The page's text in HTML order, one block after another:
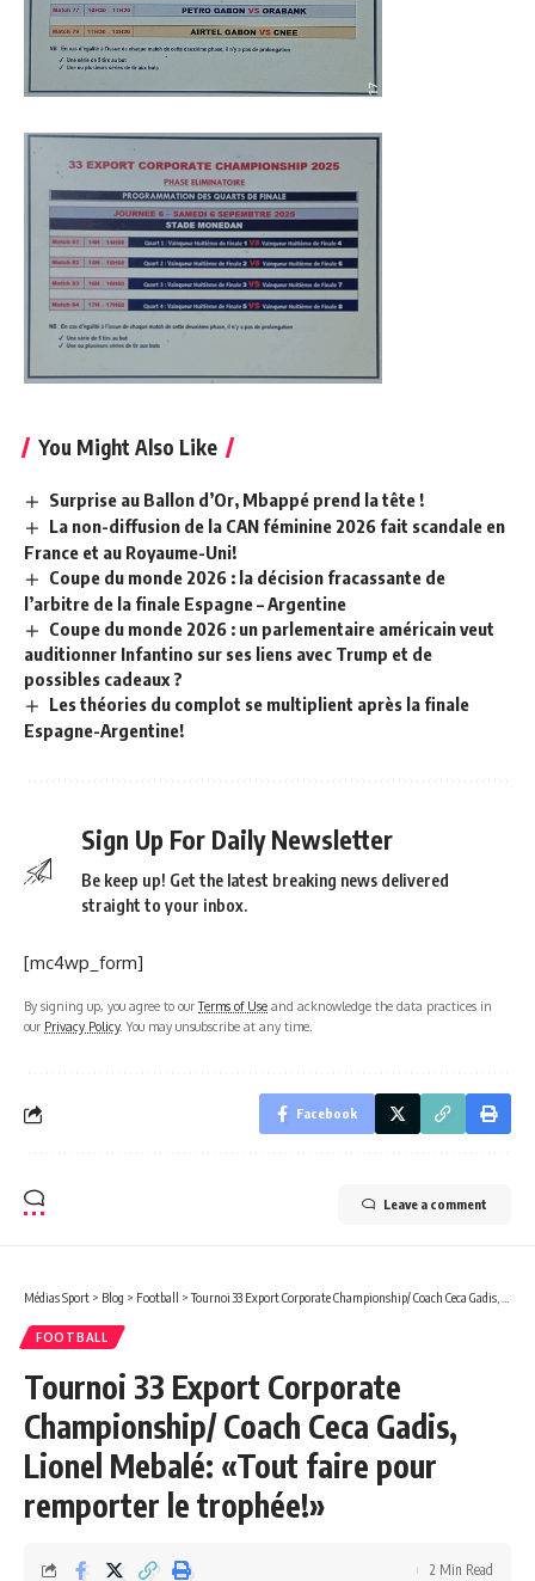
You Might Also Like
Surprise au Ballon d’Or, Mbappé prend la tête !
La non-diffusion de la CAN féminine 2026 fait scandale en
France et au Royaume-Uni!
Coupe du monde 2026 : la décision fracassante de
l’arbitre de la finale Espagne – Argentine
Coupe du monde 2026 : un parlementaire américain veut
auditionner Infantino sur ses liens avec Trump et de
possibles cadeaux ?
Les théories du complot se multiplient après la finale
Espagne-Argentine!
Sign Up For Daily Newsletter
Be keep up! Get the latest breaking news delivered
straight to your inbox.
[mc4wp_form]
By signing up, you agree to ourTerms of Use and acknowledge the data practices in
our Privacy Policy. You may unsubscribe at any time.
Facebook
Leave a comment
Médias Sport > Blog > Football >Tournoi 33 Export Corporate Championship/ Coach Ceca Gadis, Lionel Mebalé: «Tout faire pour remporter le trophée!»
FOOTBALL
Tournoi 33 Export Corporate
Championship/ Coach Ceca Gadis,
Lionel Mebalé: «Tout faire pour
remporter le trophée!»
2 Min Read